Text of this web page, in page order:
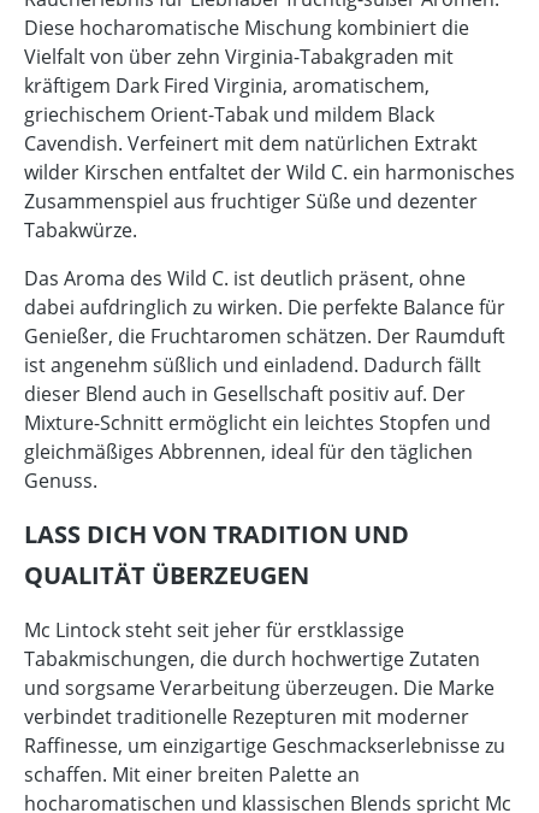
Diese hocharomatische Mischung kombiniert die
Vielfalt von über zehn Virginia-Tabakgraden mit
kräftigem Dark Fired Virginia, aromatischem,
griechischem Orient-Tabak und mildem Black
Cavendish. Verfeinert mit dem natürlichen Extrakt
wilder Kirschen entfaltet der Wild C. ein harmonisches
Zusammenspiel aus fruchtiger Süße und dezenter
Tabakwürze.
Das Aroma des Wild C. ist deutlich präsent, ohne
dabei aufdringlich zu wirken. Die perfekte Balance für
Genießer, die Fruchtaromen schätzen. Der Raumduft
ist angenehm süßlich und einladend. Dadurch fällt
dieser Blend auch in Gesellschaft positiv auf. Der
Mixture-Schnitt ermöglicht ein leichtes Stopfen und
gleichmäßiges Abbrennen, ideal für den täglichen
Genuss.
LASS DICH VON TRADITION UND
QUALITÄT ÜBERZEUGEN
Mc Lintock steht seit jeher für erstklassige
Tabakmischungen, die durch hochwertige Zutaten
und sorgsame Verarbeitung überzeugen. Die Marke
verbindet traditionelle Rezepturen mit moderner
Raffinesse, um einzigartige Geschmackserlebnisse zu
schaffen. Mit einer breiten Palette an
hocharomatischen und klassischen Blends spricht Mc